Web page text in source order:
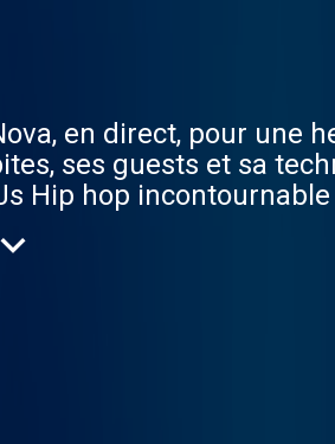
en direct, pour une
ses guests et sa
Hip hop
leur passion du Hip